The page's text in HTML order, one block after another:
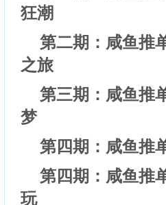
狂潮
第二期：咸鱼推
之旅
第三期：咸鱼推
梦
第四期：咸鱼推
第四期：咸鱼推
玩